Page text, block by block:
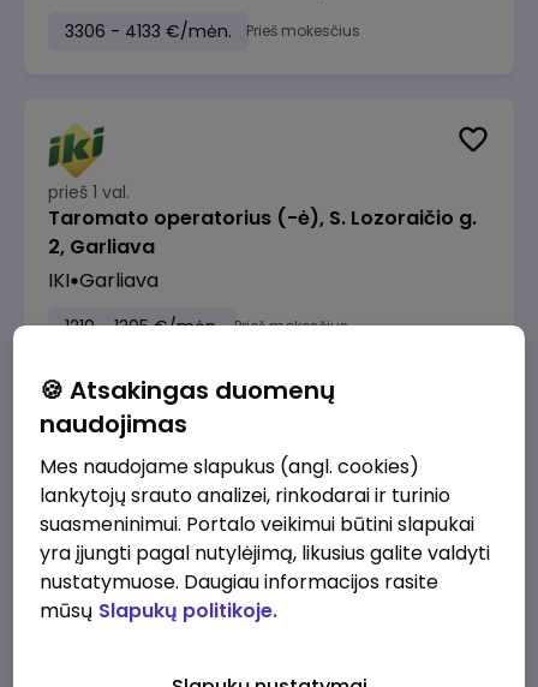
3306 - 4133 €/mėn. Prieš mokesčius
prieš 1 val.
Taromato operatorius (-ė), S. Lozoraičio g.
2, Garliava
IKI Garliava
1210 - 1305 €/mėn. Prieš mokesčius
prieš 2 val.
Skaitmeninės rinkodaros specialistas
Alliance for Recruitment Kaunas
3300 - 3800 €/mėn. Prieš mokesčius
🍪 Atsakingas duomenų
naudojimas
Mes naudojame slapukus (angl. cookies)
lankytojų srauto analizei, rinkodarai ir turinio
suasmeninimui. Portalo veikimui būtini slapukai
yra įjungti pagal nutylėjimą, likusius galite valdyti
nustatymuose. Daugiau informacijos rasite
mūsų Slapukų politikoje.